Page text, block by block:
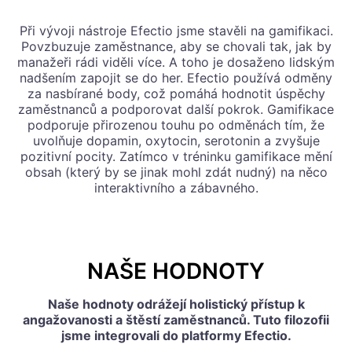
Při vývoji nástroje Efectio jsme stavěli na gamifikaci.
Povzbuzuje zaměstnance, aby se chovali tak, jak by
manažeři rádi viděli více. A toho je dosaženo lidským
nadšením zapojit se do her. Efectio používá odměny
za nasbírané body, což pomáhá hodnotit úspěchy
zaměstnanců a podporovat další pokrok. Gamifikace
podporuje přirozenou touhu po odměnách tím, že
uvolňuje dopamin, oxytocin, serotonin a zvyšuje
pozitivní pocity. Zatímco v tréninku gamifikace mění
obsah (který by se jinak mohl zdát nudný) na něco
interaktivního a zábavného.
NAŠE HODNOTY
Naše hodnoty odrážejí holistický přístup k
angažovanosti a štěstí zaměstnanců. Tuto filozofii
jsme integrovali do platformy Efectio.